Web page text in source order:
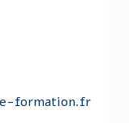
formation.fr